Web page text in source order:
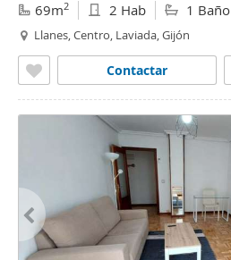
69m2 2 Hab 1 Baño
Llanes, Centro, Laviada, Gijón
Contactar